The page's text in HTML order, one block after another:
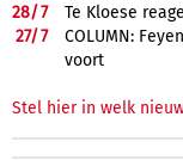
28/7
Te Kloese
27/7
COLUMN:
voort
Stel hier in welk